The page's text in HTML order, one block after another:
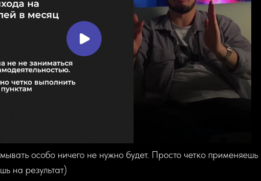
особо ничего не нужно будет. Просто четко применяешь
на результат)